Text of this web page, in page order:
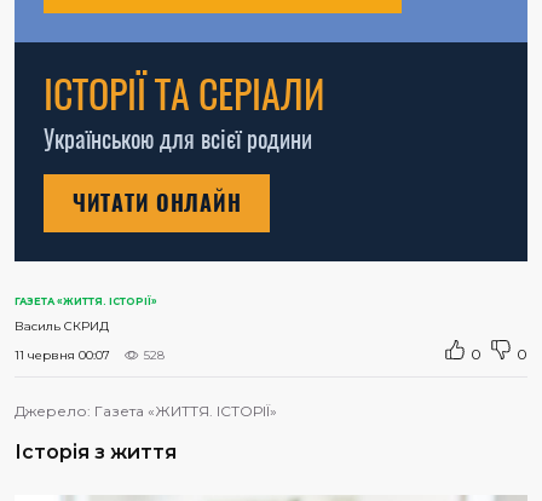
ІСТОРІЇ ТА СЕРІАЛИ
Українською для всієї родини
ЧИТАТИ ОНЛАЙН
ГАЗЕТА «ЖИТТЯ. ІСТОРІЇ»
Василь СКРИД
11 червня 00:07
528 0 0
Джерело: Газета «ЖИТТЯ. ІСТОРІЇ»
Історія з життя